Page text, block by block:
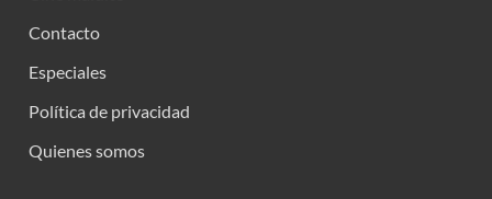
Contacto
Especiales
Política de privacidad
Quienes somos